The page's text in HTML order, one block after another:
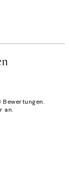
Bewertungen.
an.